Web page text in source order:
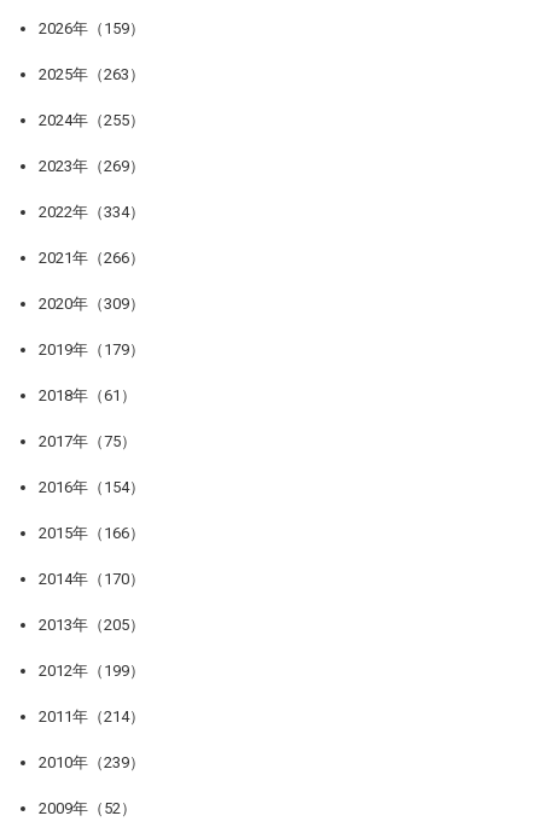
2026年（159）
2025年（263）
2024年（255）
2023年（269）
2022年（334）
2021年（266）
2020年（309）
2019年（179）
2018年（61）
2017年（75）
2016年（154）
2015年（166）
2014年（170）
2013年（205）
2012年（199）
2011年（214）
2010年（239）
2009年（52）